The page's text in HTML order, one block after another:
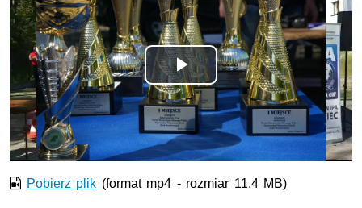
Odtwórz
wideo
Pobierz plik (format mp4 - rozmiar 11.4 MB)